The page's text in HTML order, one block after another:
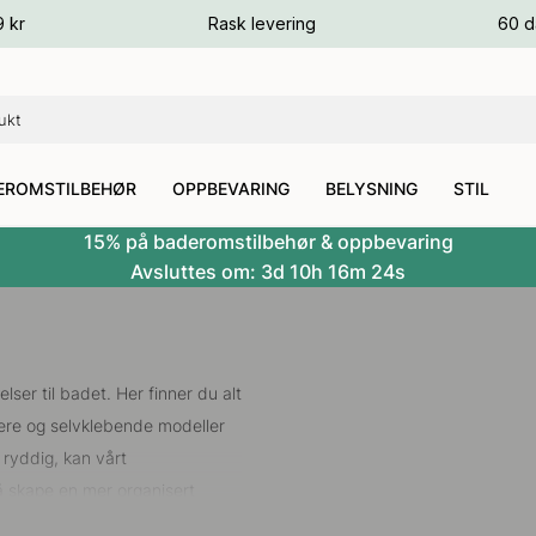
kr Rask levering 60
OPPBEVARING BELYSNING STIL
15% på baderomstilbehør & oppbevaring
Avsluttes om: 3d 10h 16m 23s
til badet. Her finner du alt
og selvklebende modeller
kan vårt
badehåndklær på en ryddig